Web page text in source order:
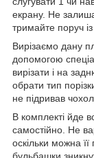
екрану. Не
тримайте поруч
Вирізаємо дану
допомогою
вирізати і на
обрати тип
не підривав чохол.
В комплекті йде
самостійно. Не
оскільки можна
бульбашки